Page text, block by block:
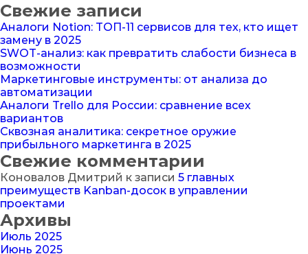
Свежие записи
Аналоги Notion: ТОП-11 сервисов для тех, кто ищет
замену в 2025
SWOT-анализ: как превратить слабости бизнеса в
возможности
Маркетинговые инструменты: от анализа до
автоматизации
Aналоги Trello для России: сравнение всех
вариантов
Сквозная аналитика: секретное оружие
прибыльного маркетинга в 2025
Свежие комментарии
Коновалов Дмитрий к записи 5 главных
преимуществ Kanban-досок в управлении
проектами
Архивы
Июль 2025
Июнь 2025